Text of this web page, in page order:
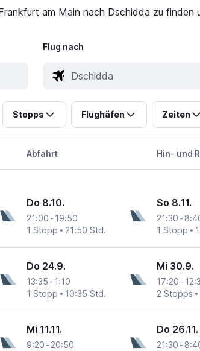
am Main nach Dschidda zu finden
Flug nach
Stopps Flughäfen Zeiten
Abfahrt Hin- und
Do 8.10.
21:00 - 19:50
1 Stopp
21:50 Std.
So 8.11.
21:30 -
1 Stopp
Do 24.9.
13:35 - 1:10
1 Stopp
10:35 Std.
Mi 30.9.
17:20 -
2 Stopps
Mi 11.11.
9:20 - 20:50
Do 26.11.
21:30 -